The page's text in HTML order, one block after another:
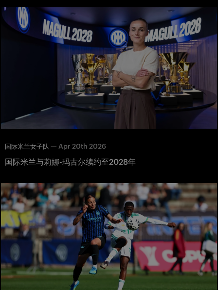
国际米兰女子队 — Apr 20th 2026
国际米兰与莉娜-玛古尔续约至2028年